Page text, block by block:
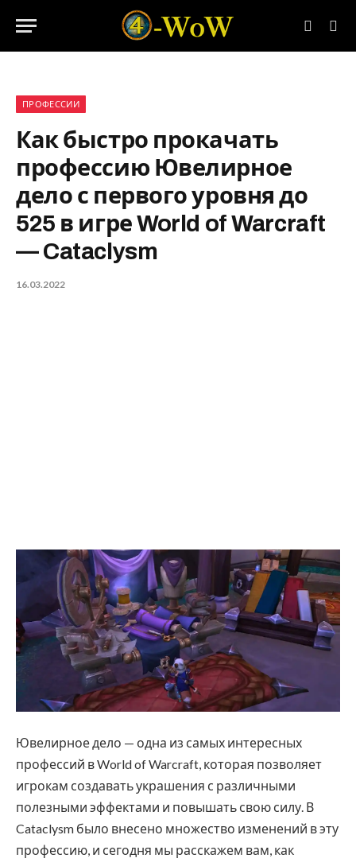
ПРОФЕССИИ
Как быстро прокачать
профессию Ювелирное
дело с первого уровня до
525 в игре World of Warcraft
— Cataclysm
16.03.2022
Ювелирное дело — одна из самых интересных
профессий в World of Warcraft, которая позволяет
игрокам создавать украшения с различными
полезными эффектами и повышать свою силу. В
Cataclysm было внесено множество изменений в эту
профессию, и сегодня мы расскажем вам, как